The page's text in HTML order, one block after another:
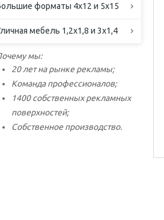
форматы 4х12 и 5х15
мебель 1,2х1,8 и 3х1,4
мы:
20 лет на рынке рекламы;
Команда профессионалов;
1400 собственных рекламных
поверхностей;
Собственное производство.